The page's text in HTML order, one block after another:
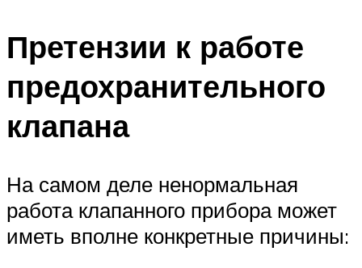
Претензии к работе
предохранительного
клапана
На самом деле ненормальная
работа клапанного прибора может
иметь вполне конкретные причины: